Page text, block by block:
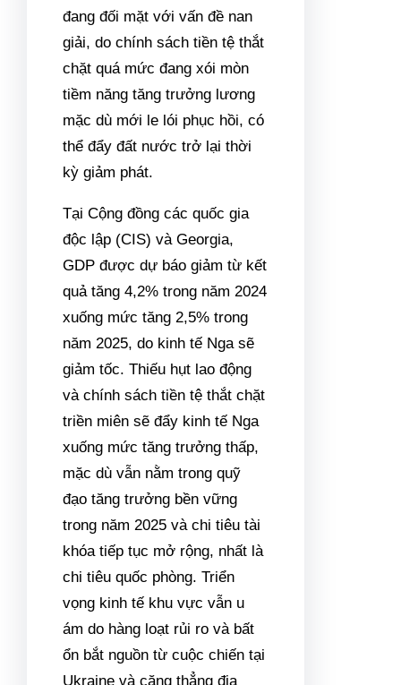
đang đối mặt với vấn đề nan
giải, do chính sách tiền tệ thắt
chặt quá mức đang xói mòn
tiềm năng tăng trưởng lương
mặc dù mới le lói phục hồi, có
thể đẩy đất nước trở lại thời
kỳ giảm phát.
Tại Cộng đồng các quốc gia
độc lập (CIS) và Georgia,
GDP được dự báo giảm từ kết
quả tăng 4,2% trong năm 2024
xuống mức tăng 2,5% trong
năm 2025, do kinh tế Nga sẽ
giảm tốc. Thiếu hụt lao động
và chính sách tiền tệ thắt chặt
triền miên sẽ đẩy kinh tế Nga
xuống mức tăng trưởng thấp,
mặc dù vẫn nằm trong quỹ
đạo tăng trưởng bền vững
trong năm 2025 và chi tiêu tài
khóa tiếp tục mở rộng, nhất là
chi tiêu quốc phòng. Triển
vọng kinh tế khu vực vẫn u
ám do hàng loạt rủi ro và bất
ổn bắt nguồn từ cuộc chiến tại
Ukraine và căng thẳng địa